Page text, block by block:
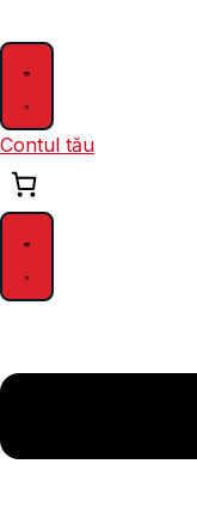
to
content
Contul tău